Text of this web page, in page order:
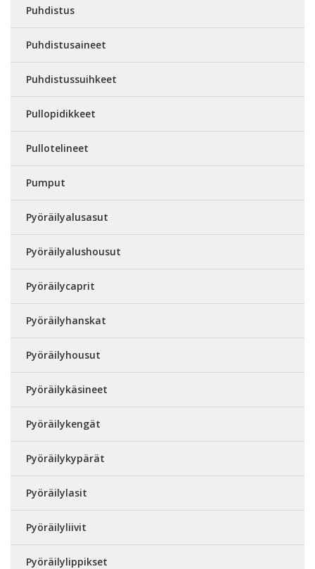
Puhdistus
Puhdistusaineet
Puhdistussuihkeet
Pullopidikkeet
Pullotelineet
Pumput
Pyöräilyalusasut
Pyöräilyalushousut
Pyöräilycaprit
Pyöräilyhanskat
Pyöräilyhousut
Pyöräilykäsineet
Pyöräilykengät
Pyöräilykypärät
Pyöräilylasit
Pyöräilyliivit
Pyöräilylippikset